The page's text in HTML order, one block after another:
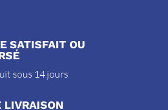
SATISFAIT OU
sous 14 jours
LIVRAISON